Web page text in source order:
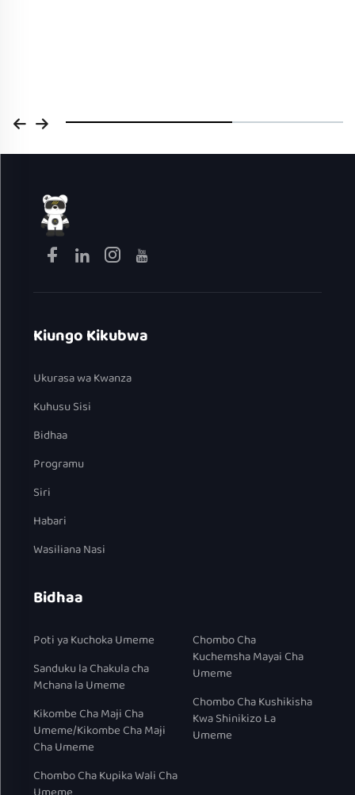
Kiungo Kikubwa
Ukurasa wa Kwanza
Kuhusu Sisi
Bidhaa
Programu
Siri
Habari
Wasiliana Nasi
Bidhaa
Poti ya Kuchoka Umeme
Sanduku la Chakula cha
Mchana la Umeme
Kikombe Cha Maji Cha
Umeme/Kikombe Cha Maji
Cha Umeme
Chombo Cha Kupika Wali Cha
Chombo Cha
Kuchemsha Mayai Cha
Umeme
Chombo Cha Kushikisha
Kwa Shinikizo La
Umeme